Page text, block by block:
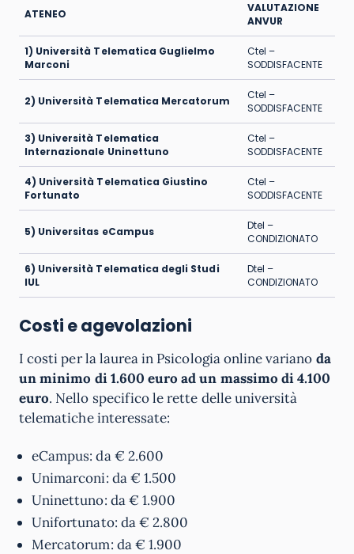
ATENEO
VALUTAZIONE
ANVUR
1) Università Telematica Guglielmo
Marconi
Ctel –
SODDISFACENTE
2) Università Telematica Mercatorum
Ctel –
SODDISFACENTE
3) Università Telematica
Internazionale Uninettuno
Ctel –
SODDISFACENTE
4) Università Telematica Giustino
Fortunato
Ctel –
SODDISFACENTE
5) Universitas eCampus
Dtel –
CONDIZIONATO
6) Università Telematica degli Studi
IUL
Dtel –
CONDIZIONATO
Costi e agevolazioni
I costi per la laurea in Psicologia online variano da
un minimo di 1.600 euro ad un massimo di 4.100
euro. Nello specifico le rette delle università
telematiche interessate:
eCampus: da € 2.600
Unimarconi: da € 1.500
Uninettuno: da € 1.900
Unifortunato: da € 2.800
Mercatorum: da € 1.900